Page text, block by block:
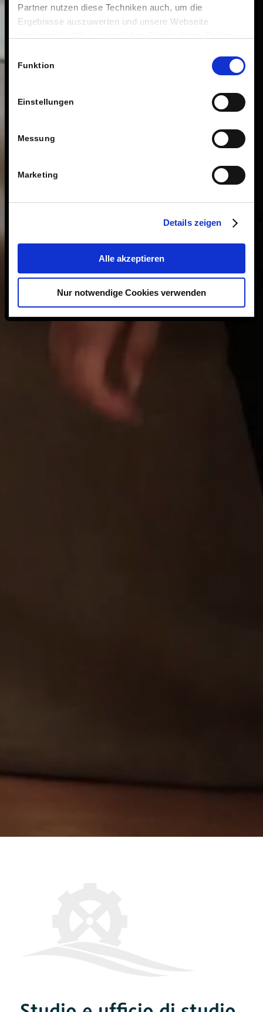
Partner nutzen diese Techniken auch, um die
Ergebnisse auszuwerten und unsere Webseite
Technologien.
Funktion
Einstellungen
Messung
Marketing
Details zeigen
Alle akzeptieren
Nur notwendige Cookies verwenden